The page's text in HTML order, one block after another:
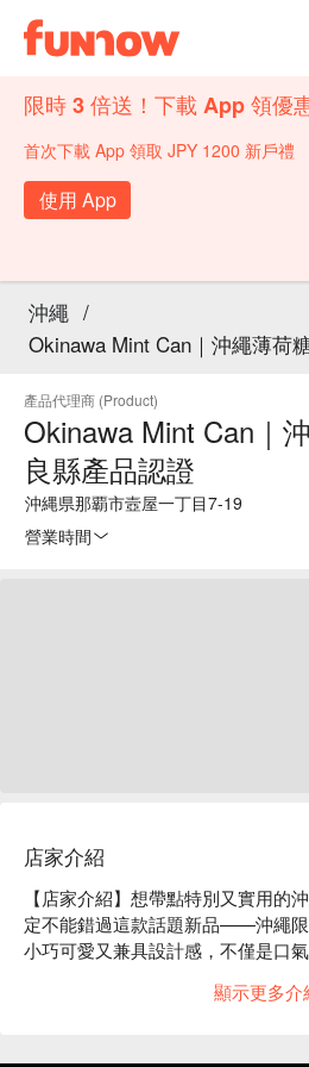
限時 3 倍送！下載 App 領優
首次下載 App 領取 JPY 1200 新戶禮
使用 App
沖繩 /
Okinawa Mint Can｜沖繩薄荷
產品代理商 (Product)
Okinawa Mint Can｜
良縣產品認證
沖縄県那覇市壼屋一丁目7-19
營業時間
店家介紹
【店家介紹】想帶點特別又實用的
定不能錯過這款話題新品——沖繩限
小巧可愛又兼具設計感，不僅是口
顯示更多介